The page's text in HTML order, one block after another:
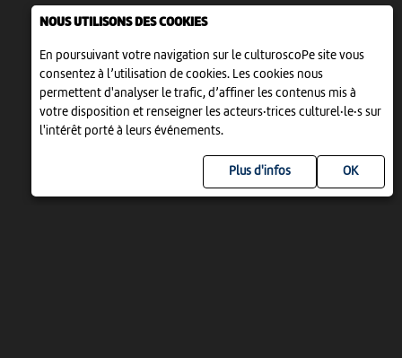
NOUS UTILISONS DES COOKIES
En poursuivant votre navigation sur le culturoscoPe site vous
consentez à l’utilisation de cookies. Les cookies nous
permettent d'analyser le trafic, d’affiner les contenus mis à
votre disposition et renseigner les acteurs·trices culturel·le·s sur
l'intérêt porté à leurs événements.
Plus d'infos